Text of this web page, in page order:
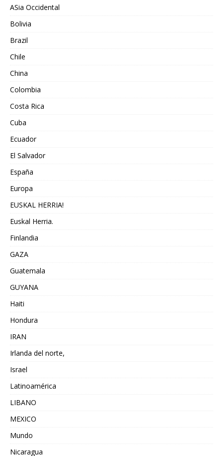
ASia Occidental
Bolivia
Brazil
Chile
China
Colombia
Costa Rica
Cuba
Ecuador
El Salvador
España
Europa
EUSKAL HERRIA!
Euskal Herria.
Finlandia
GAZA
Guatemala
GUYANA
Haiti
Hondura
IRAN
Irlanda del norte,
Israel
Latinoamérica
LIBANO
MEXICO
Mundo
Nicaragua